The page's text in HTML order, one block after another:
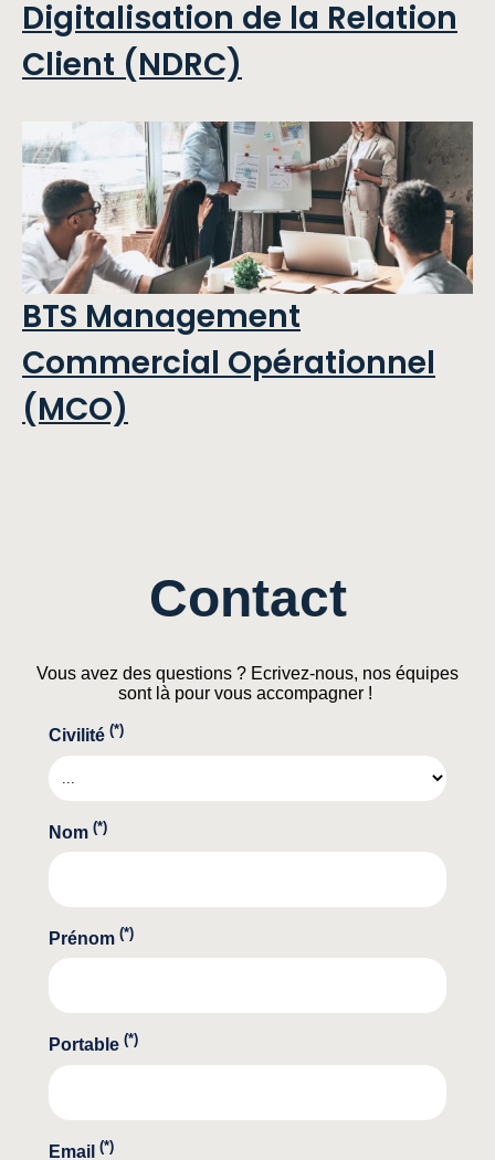
Digitalisation de la Relation
Client (NDRC)
BTS Management
Commercial Opérationnel
(MCO)